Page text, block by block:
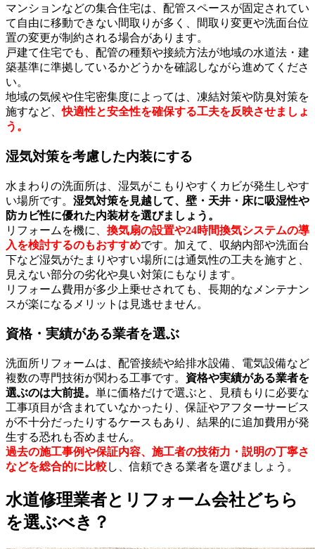
マンションなどの集合住宅は、配管スペースが固定されてい
て自由に移動できない間取りが多く、間取り変更や洗面台位
置の変更が制約される場合があります。
戸建て住宅でも、配管の種類や接続方法が地域の水道法・建
築基準に準拠しているかどうかを確認しながら進めてくださ
い。
地域の気候や住宅密集度によっては、凍結対策や防臭対策を
施すなど、快適性と安全性を確保する工夫を反映させましょ
う。
湿気対策を考慮した内装にする
水まわりの洗面所は、湿気がこもりやすくカビが発生しやす
い場所です。 湿気対策を見越して、壁・天井・床に吸湿性や
防カビ性に優れた内装材を選びましょう。
リフォームを機に、 換気扇の設置や24時間換気システムの導
入を検討するのもおすすめです。加えて、収納内部や洗面台
下など湿気がたまりやすい場所には通気性の工夫を施すと、
見えない部分の劣化や臭い対策にもなります。
リフォーム費用が多少上乗せされても、長期的なメンテナン
スが楽になるメリットは見逃せません。
資格・実績がある業者を選ぶ
洗面所リフォームは、配管接続や給排水設備、電気設備など
複数の専門技術が関わる工事です。 資格や実績がある業者を
選ぶのは大前提。 単に価格だけで選ぶと、見積もりに必要な
工事項目が含まれていなかったり、保証やアフターサービス
が不十分だったりするケースもあり、結果的に追加費用が発
生する恐れも否めません。
過去の施工事例や保証内容、施工者の技術力・説明の丁寧さ
などを総合的に比較し、信頼できる業者を選びましょう。
水道修理業者とリフォーム会社どちら
を選ぶべき？